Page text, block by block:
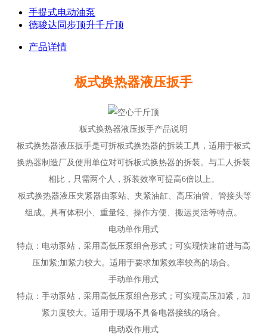
手提式电动油泵
德骏达同步顶升千斤顶
产品详情
板式换热器液压扳手
板式换热器液压扳手产品说明
板式换热器液压扳手是可拆板式换热器的拆装工具，适用于板式
换热器制造厂及使用单位对可拆板式换热器的拆装。与工人拆装
相比，只需两个人，拆装效率可提高6倍以上。
板式换热器液压夹紧器由泵站、夹紧油缸、高压油管、管接头等
组成。具有体积小、重量轻、操作方便、搬运灵活等特点。
电动单作用式
特点：电动泵站，采用高低压泵组合形式；可实现快速前进与高
压加紧;加紧力较大。适用于要求加紧效率较高的场合。
手动单作用式
特点：手动泵站，采用高低压泵组合形式；可实现高压加紧，加
紧力度较大。适用于现场不具备电器接线的场合。
电动双作用式